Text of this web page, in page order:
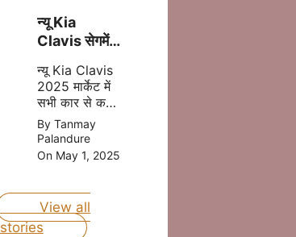
आपकी माइलेज
बढ़ता है |
न्यू Kia
Clavis सेगमेंट
होंगी जल्द लॉन्च
जानिए प्राइस
न्यू Kia Clavis
2025 मार्केट में
सभी कार से कड़ा
मुकबला करने
वाली है, क्युकी यह
कार अपडेट
फीचर्स और दमदार
लॉन्च होने वाली है
|
By Tanmay
Palandure
On May 1, 2025
View all
stories